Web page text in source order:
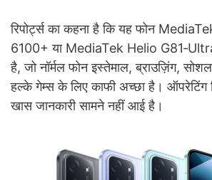
रिपोर्ट्स का कहना है कि यह फोन
6100+ या MediaTek Helio
है, जो नॉर्मल फोन इस्तेमाल, ब्राउज़िंग, सोशल
हल्के गेम्स के लिए काफी अच्छा है। ऑपरेटिंग
खास जानकारी सामने नहीं आई है।